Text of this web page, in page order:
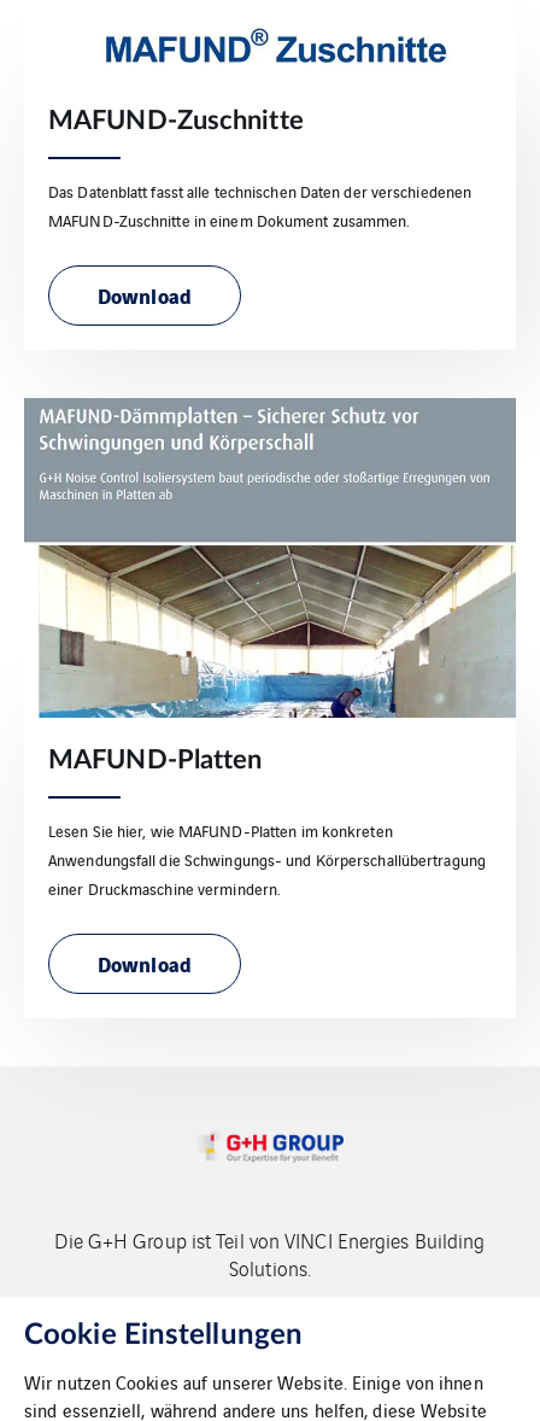
MAFUND-Zuschnitte
Das Datenblatt fasst alle technischen Daten der verschiedenen
MAFUND-Zuschnitte in einem Dokument zusammen.
Download
MAFUND-Platten
Lesen Sie hier, wie MAFUND-Platten im konkreten
Anwendungsfall die Schwingungs- und Körperschallübertragung
einer Druckmaschine vermindern.
Download
Die G+H Group ist Teil von VINCI Energies Building
Solutions.
Copyright G+H Group
Cookie Einstellungen
Wir nutzen Cookies auf unserer Website. Einige von ihnen
sind essenziell, während andere uns helfen, diese Website